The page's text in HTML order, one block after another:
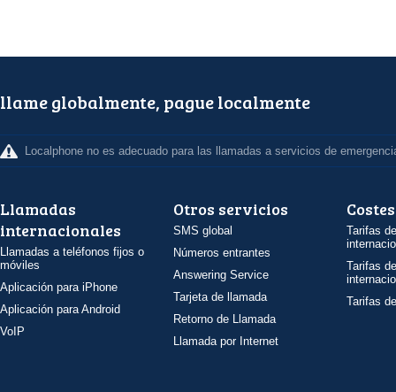
llame globalmente, pague localmente
Localphone no es adecuado para las llamadas a servicios de
Llamadas
internacionales
Llamadas a teléfonos fijos o
móviles
Aplicación para iPhone
Aplicación para Android
VoIP
Otros servicios
SMS global
Números entrantes
Answering Service
Tarjeta de llamada
Retorno de Llamada
Llamada por Internet
Costes
Tarifas
Tarifas
Tarifas